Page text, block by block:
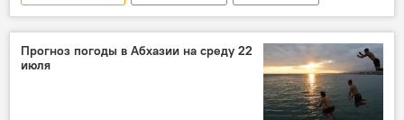
Прогноз погоды в Абхазии на среду 22
июля